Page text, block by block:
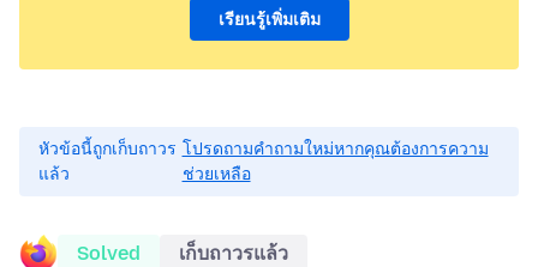
เรียนรู้เพิ่มเติม
หัวข้อนี้ถูกเก็บถาวร
แล้ว
โปรดถามคำถามใหม่หากคุณต้องการความ
ช่วยเหลือ
Solved เก็บถาวรแล้ว